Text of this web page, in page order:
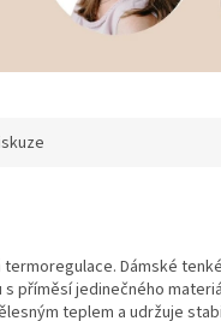
Dámské
příměsí jedinečného
teplem a udržuje